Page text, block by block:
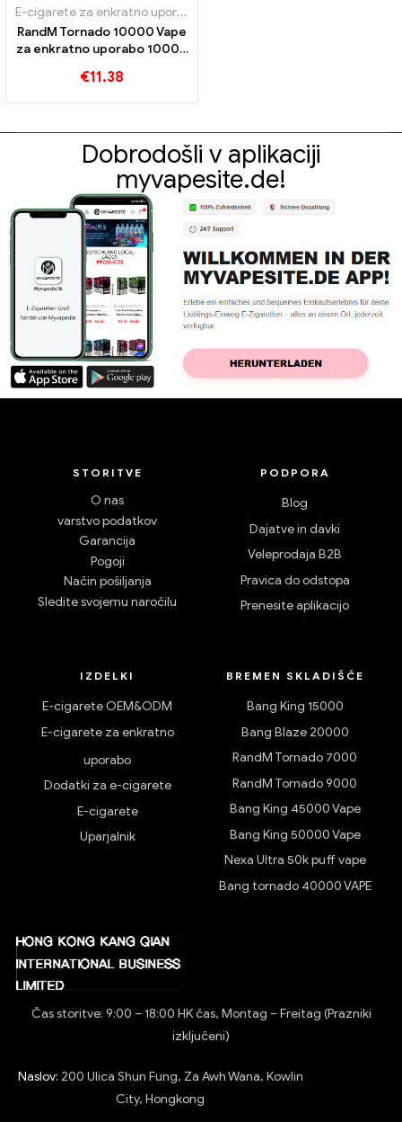
E-cigarete za enkratno uporabo
RandM Tornado 10000 Vape
za enkratno uporabo 10000
€11.38
Dobrodošli v aplikaciji
myvapesite.de!
STORITVE
O nas
varstvo podatkov
Garancija
Pogoji
Način pošiljanja
Sledite svojemu naročilu
PODPORA
Blog
Dajatve in davki
Veleprodaja B2B
Pravica do odstopa
Prenesite aplikacijo
IZDELKI
E-cigarete OEM&ODM
E-cigarete za enkratno
uporabo
Dodatki za e-cigarete
E-cigarete
Uparjalnik
BREMEN SKLADIŠČE
Bang King 15000
Bang Blaze 20000
RandM Tornado 7000
RandM Tornado 9000
Bang King 45000 Vape
Bang King 50000 Vape
Nexa Ultra 50k puff vape
Bang tornado 40000 VAPE
Čas storitve: 9:00 – 18:00 HK čas, Montag – Freitag (Prazniki
izključeni)
Naslov: 200 Ulica Shun Fung, Za Awh Wana, Kowlin
City, Hongkong